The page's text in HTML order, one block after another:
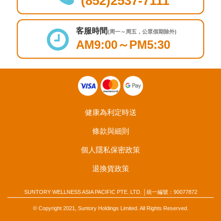
客服時間(周一～周五，公眾假期除外)
AM9:00～PM5:30
健康為利定時送
條款與細則
個人隱私保密政策
退換貨政策
SUNTORY WELLNESS ASIA PACIFIC PTE. LTD. │統一編號：90077872
© Copyright 2021, Suntory Holdings Limited. All Rights Reserved.